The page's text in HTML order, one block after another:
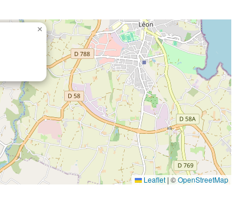
×
Leaflet | ©OpenStreetMap